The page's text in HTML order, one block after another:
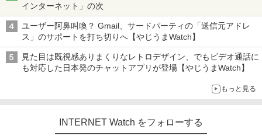
インターネット」の次
ユーザー阿鼻叫喚？ Gmail、サードパーティの「送信元アドレ
ス」のサポートを打ち切りへ【やじうまWatch】
見た目は既視感ありまくりなレトロデザイン、でもビデオ通話に
も対応した日本発のチャットアプリが登場【やじうまWatch】
もっと見る
INTERNET Watch をフォローする